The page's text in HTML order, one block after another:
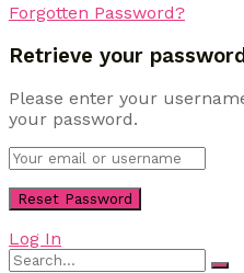
Forgotten Password?
Retrieve your
Please enter your
your password.
Log In